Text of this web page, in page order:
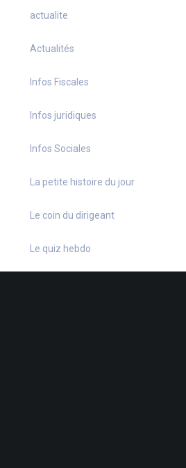
actualite
Actualités
Infos Fiscales
Infos juridiques
Infos Sociales
La petite histoire du jour
Le coin du dirigeant
Le quiz hebdo